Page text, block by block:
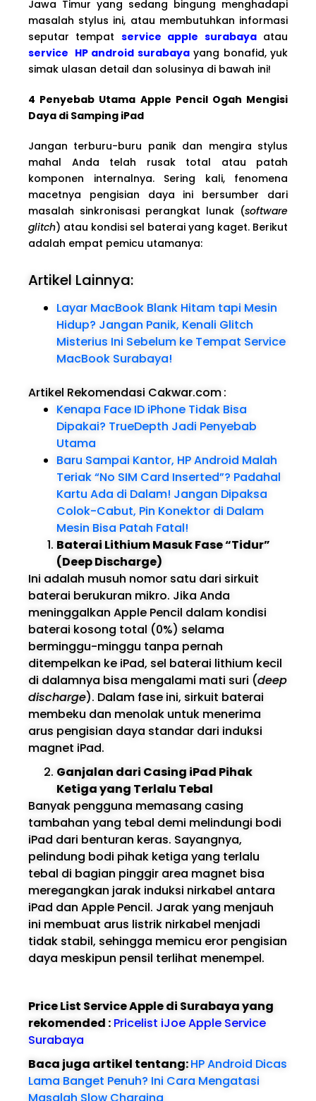
Jawa Timur yang sedang bingung menghadapi
masalah stylus ini, atau membutuhkan informasi
seputar tempat service apple surabayaatau
service HP android surabayayang bonafid, yuk
simak ulasan detail dan solusinya di bawah ini!
4 Penyebab Utama Apple Pencil Ogah Mengisi
Daya di Samping iPad
Jangan terburu-buru panik dan mengira stylus
mahal Anda telah rusak total atau patah
komponen internalnya. Sering kali, fenomena
macetnya pengisian daya ini bersumber dari
masalah sinkronisasi perangkat lunak (software
glitch) atau kondisi sel baterai yang kaget. Berikut
adalah empat pemicu utamanya:
Artikel Lainnya:
Layar MacBook Blank Hitam tapi Mesin
Hidup? Jangan Panik, Kenali Glitch
Misterius Ini Sebelum ke Tempat Service
MacBook Surabaya!
Artikel Rekomendasi Cakwar.com:
Kenapa Face ID iPhone Tidak Bisa
Dipakai? TrueDepth Jadi Penyebab
Utama
Baru Sampai Kantor, HP Android Malah
Teriak “No SIM Card Inserted”? Padahal
Kartu Ada di Dalam! Jangan Dipaksa
Colok-Cabut, Pin Konektor di Dalam
Mesin Bisa Patah Fatal!
Baterai Lithium Masuk Fase “Tidur”
(Deep Discharge)
Ini adalah musuh nomor satu dari sirkuit
baterai berukuran mikro. Jika Anda
meninggalkan Apple Pencil dalam kondisi
baterai kosong total (0%) selama
berminggu-minggu tanpa pernah
ditempelkan ke iPad, sel baterai lithium kecil
di dalamnya bisa mengalami mati suri (deep
discharge). Dalam fase ini, sirkuit baterai
membeku dan menolak untuk menerima
arus pengisian daya standar dari induksi
magnet iPad.
Ganjalan dari Casing iPad Pihak
Ketiga yang Terlalu Tebal
Banyak pengguna memasang casing
tambahan yang tebal demi melindungi bodi
iPad dari benturan keras. Sayangnya,
pelindung bodi pihak ketiga yang terlalu
tebal di bagian pinggir area magnet bisa
meregangkan jarak induksi nirkabel antara
iPad dan Apple Pencil. Jarak yang menjauh
ini membuat arus listrik nirkabel menjadi
tidak stabil, sehingga memicu eror pengisian
daya meskipun pensil terlihat menempel.
Price List Service Apple di Surabaya yang
rekomended : Pricelist iJoe Apple Service
Surabaya
Baca juga artikel tentang:HP Android Dicas
Lama Banget Penuh? Ini Cara Mengatasi
Masalah Slow Charging